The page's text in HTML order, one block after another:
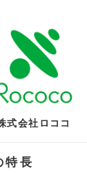
式会社ロココ
特長